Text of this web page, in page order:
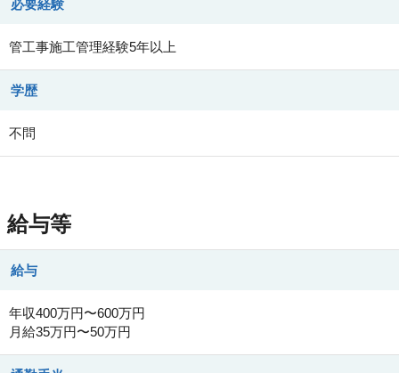
必要経験
管工事施工管理経験5年以上
学歴
不問
給与等
給与
年収400万円〜600万円
月給35万円〜50万円